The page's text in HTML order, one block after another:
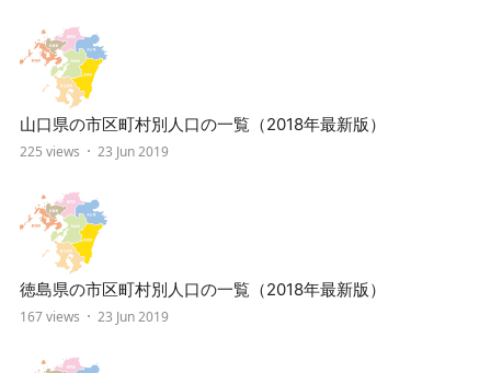
山口県の市区町村別人口の一覧（2018年最新版）
225 views 23 Jun 2019
徳島県の市区町村別人口の一覧（2018年最新版）
167 views 23 Jun 2019